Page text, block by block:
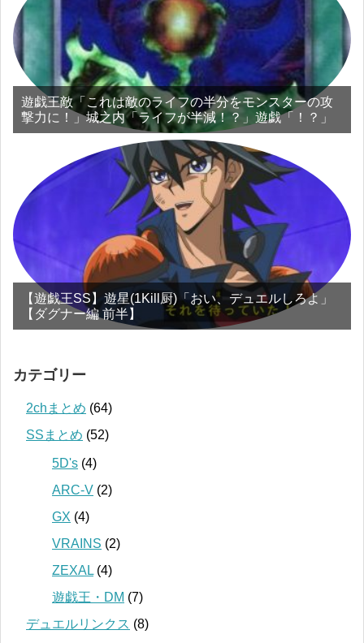
遊戯王敵「これは敵のライフの半分をモンスターの攻
撃力に！」城之内「ライフが半減！？」遊戯「！？」
【遊戯王SS】遊星(1Kill厨)「おい、デュエルしろよ」
【ダグナー編 前半】
カテゴリー
2chまとめ (64)
SSまとめ (52)
5D's (4)
ARC-V (2)
GX (4)
VRAINS (2)
ZEXAL (4)
遊戯王・DM (7)
デュエルリンクス (8)